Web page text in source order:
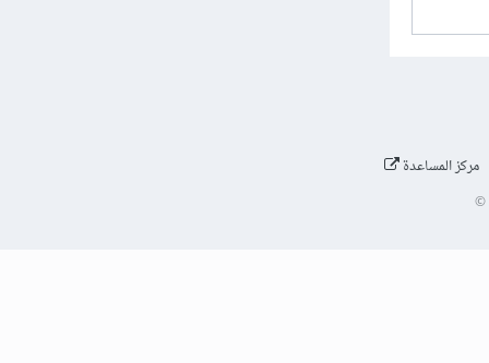
مركز المساعدة
©